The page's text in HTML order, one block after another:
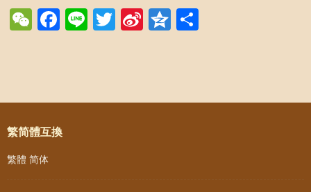
WeChat
Facebook
LineTwitter
SinaQzone
Post navigation
繁简體互換
繁體 简体